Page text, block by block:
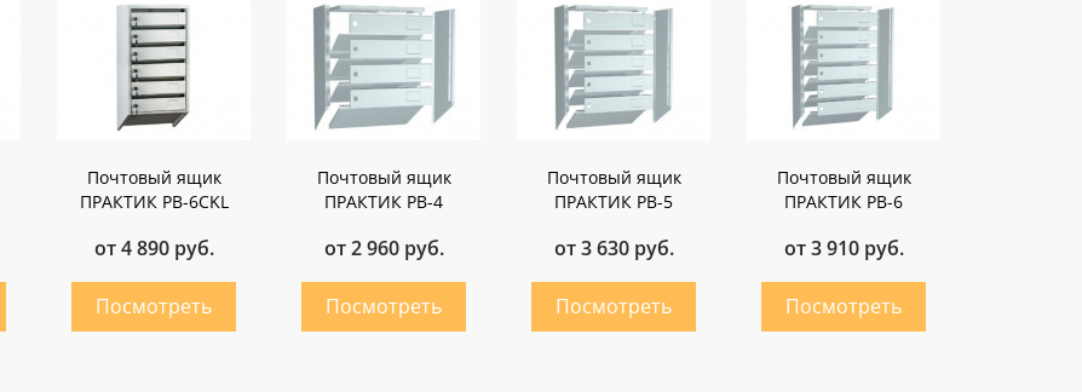
Почтовый ящик
ПРАКТИК PB-6CKL
от 4 890 руб.
Почтовый ящик
ПРАКТИК PB-4
от 2 960 руб.
Почтовый ящик
ПРАКТИК PB-5
от 3 630 руб.
Почтовый ящик
ПРАКТИК PB-6
от 3 910 руб.